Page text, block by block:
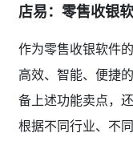
店易：零售收银
作为零售收银软件
高效、智能、便捷
备上述功能卖点，
根据不同行业、不